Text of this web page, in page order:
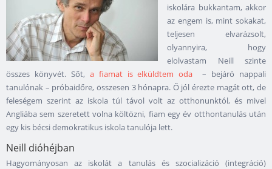
iskolára bukkantam, akkor
az engem is, mint sokakat,
teljesen elvarázsolt,
olyannyira, hogy
elolvastam Neill szinte
összes könyvét. Sőt, a fiamat is elküldtem oda
– bejáró nappali
tanulónak – próbaidőre, összesen 3 hónapra. Ő jól érezte magát ott, de
feleségem szerint az iskola túl távol volt az otthonunktól, és mivel
Angliába sem szeretett volna költözni, fiam egy év otthontanulás után
egy kis bécsi demokratikus iskola tanulója lett.
Neill dióhéjban
Hagyományosan az iskolát a tanulás és szocializáció (integráció)